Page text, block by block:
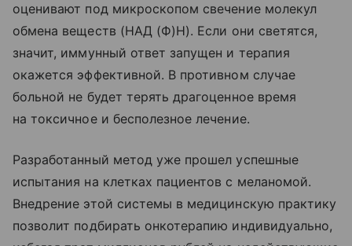
оценивают под микроскопом свечение молекул
обмена веществ (НАД (Ф)H). Если они светятся,
значит, иммунный ответ запущен и терапия
окажется эффективной. В противном случае
больной не будет терять драгоценное время
на токсичное и бесполезное лечение.
Разработанный метод уже прошел успешные
испытания на клетках пациентов с меланомой.
Внедрение этой системы в медицинскую практику
позволит подбирать онкотерапию индивидуально,